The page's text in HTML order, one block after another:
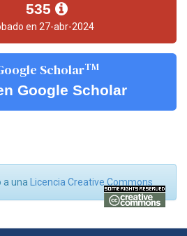
535
en 27-abr-2024
ScholarTM
Google Scholar
a una Licencia Creative Commons